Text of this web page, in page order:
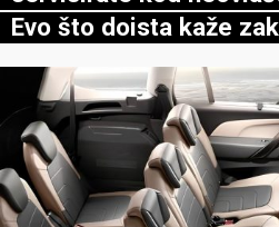
Evo što doista kaže